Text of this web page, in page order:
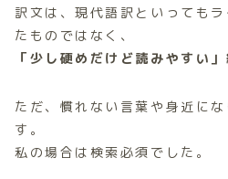
訳文は、現代語訳といっても
たものではなく、
「少し硬めだけど読みやすい
ただ、慣れない言葉や身近に
す。
私の場合は検索必須でした。